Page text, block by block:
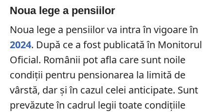
Noua lege a pensiilor
Noua lege a pensiilor va intra în vigoare în
2024. După ce a fost publicată în Monitorul
Oficial. Românii pot afla care sunt noile
condiții pentru pensionarea la limită de
vârstă, dar și în cazul celei anticipate. Sunt
prevăzute în cadrul legii toate condițiile